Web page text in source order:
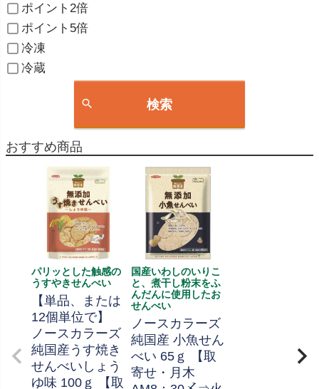
ポイント2倍
ポイント5倍
冷凍
冷蔵
検索
おすすめ商品
パリッとした触感の
うすやきせんべい
【単品、または
12個単位で】
ノースカラーズ
純国産うす焼き
せんべいしょう
ゆ味 100ｇ 【取
国産いわしのいりこ
と、煮干し粉末をふ
んだんに使用したお
せんべい
ノースカラーズ
純国産 小魚せん
べい 65ｇ 【取
寄せ・月木